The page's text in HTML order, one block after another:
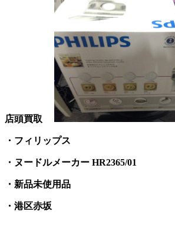
店頭買取
・フィリップス
・ヌードルメーカー HR2365/01
・新品未使用品
・港区赤坂